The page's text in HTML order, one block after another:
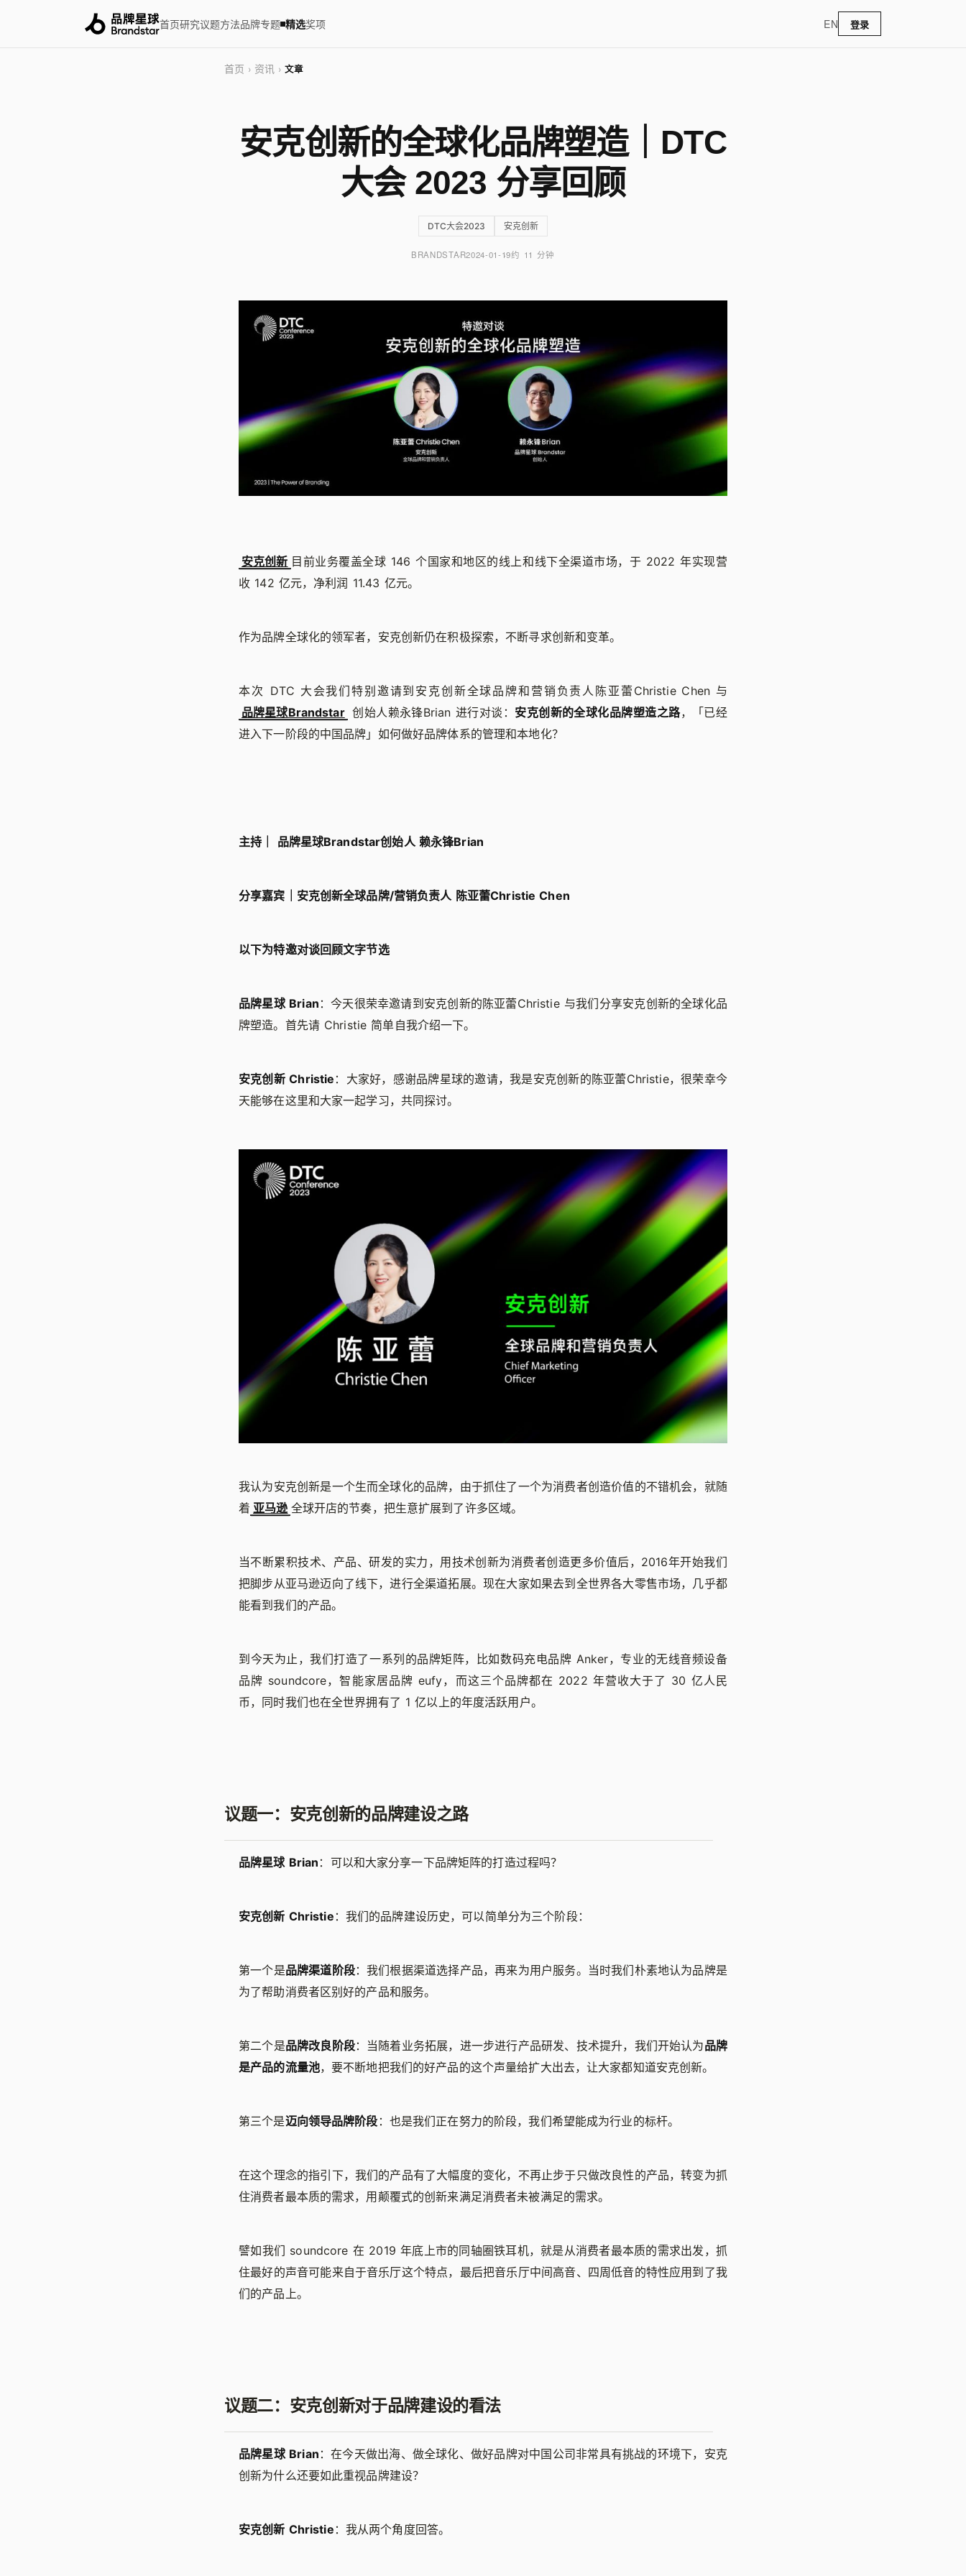
首页研究议题方法品牌专题 精选奖项 EN 登录
首页 › 资讯 › 文章
安克创新的全球化品牌塑造｜DTC
大会 2023 分享回顾
DTC大会2023 安克创新
BRANDSTAR2024-01-19约 11 分钟
安克创新 目前业务覆盖全球 146 个国家和地区的线上和线下全渠道市场，于 2022 年实现营
收 142 亿元，净利润 11.43 亿元。
作为品牌全球化的领军者，安克创新仍在积极探索，不断寻求创新和变革。
本次 DTC 大会我们特别邀请到安克创新全球品牌和营销负责人陈亚蕾Christie Chen 与
品牌星球Brandstar 创始人赖永锋Brian 进行对谈： 安克创新的全球化品牌塑造之路，「已经
进入下一阶段的中国品牌」如何做好品牌体系的管理和本地化？
主持｜ 品牌星球Brandstar创始人 赖永锋Brian
分享嘉宾｜安克创新全球品牌/营销负责人 陈亚蕾Christie Chen
以下为特邀对谈回顾文字节选
品牌星球 Brian ：今天很荣幸邀请到安克创新的陈亚蕾Christie 与我们分享安克创新的全球化品
牌塑造。首先请 Christie 简单自我介绍一下。
安克创新 Christie ：大家好，感谢品牌星球的邀请，我是安克创新的陈亚蕾Christie，很荣幸今
天能够在这里和大家一起学习，共同探讨。
我认为安克创新是一个生而全球化的品牌，由于抓住了一个为消费者创造价值的不错机会，就随
着 亚马逊 全球开店的节奏，把生意扩展到了许多区域。
当不断累积技术、产品、研发的实力，用技术创新为消费者创造更多价值后，2016年开始我们
把脚步从亚马逊迈向了线下，进行全渠道拓展。现在大家如果去到全世界各大零售市场，几乎都
能看到我们的产品。
到今天为止，我们打造了一系列的品牌矩阵，比如数码充电品牌 Anker，专业的无线音频设备
品牌 soundcore，智能家居品牌 eufy，而这三个品牌都在 2022 年营收大于了 30 亿人民
币，同时我们也在全世界拥有了 1 亿以上的年度活跃用户。
议题一：安克创新的品牌建设之路
品牌星球 Brian ：可以和大家分享一下品牌矩阵的打造过程吗？
安克创新 Christie ：我们的品牌建设历史，可以简单分为三个阶段：
第一个是品牌渠道阶段：我们根据渠道选择产品，再来为用户服务。当时我们朴素地认为品牌是
为了帮助消费者区别好的产品和服务。
第二个是品牌改良阶段：当随着业务拓展，进一步进行产品研发、技术提升，我们开始认为品牌
是产品的流量池，要不断地把我们的好产品的这个声量给扩大出去，让大家都知道安克创新。
第三个是迈向领导品牌阶段 ：也是我们正在努力的阶段，我们希望能成为行业的标杆。
在这个理念的指引下，我们的产品有了大幅度的变化，不再止步于只做改良性的产品，转变为抓
住消费者最本质的需求，用颠覆式的创新来满足消费者未被满足的需求。
譬如我们 soundcore 在 2019 年底上市的同轴圈铁耳机，就是从消费者最本质的需求出发，抓
住最好的声音可能来自于音乐厅这个特点，最后把音乐厅中间高音、四周低音的特性应用到了我
们的产品上。
议题二：安克创新对于品牌建设的看法
品牌星球 Brian ：在今天做出海、做全球化、做好品牌对中国公司非常具有挑战的环境下，安克
创新为什么还要如此重视品牌建设？
安克创新 Christie ：我从两个角度回答。